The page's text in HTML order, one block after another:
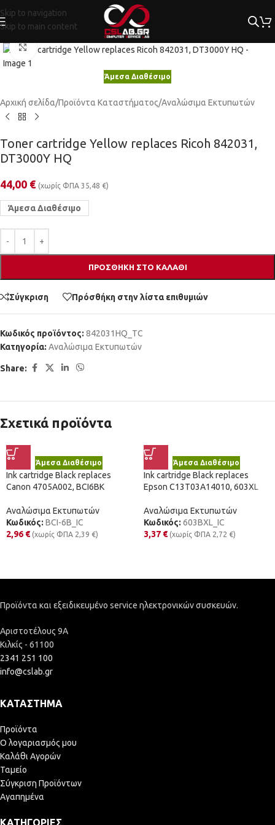
Skip to navigation
Skip to main content
Κλικ για μεγέθυνση
Άμεσα Διαθέσιμο
Αρχική σελίδα/Προϊόντα Καταστήματος/Αναλώσιμα Εκτυπωτών
Toner cartridge Yellow replaces Ricoh 842031,
DT3000Y HQ
44,00 € (χωρίς ΦΠΑ 35,48 €)
Άμεσα Διαθέσιμο
ΠΡΟΣΘΉΚΗ ΣΤΟ ΚΑΛΆΘΙ
Σύγκριση Πρόσθήκη στην λίστα επιθυμιών
Κωδικός προϊόντος: 842031HQ_TC
Κατηγορία: Αναλώσιμα Εκτυπωτών
Share:
Σχετικά προϊόντα
Άμεσα Διαθέσιμο
Ink cartridge Black replaces
Canon 4705A002, BCI6BK
Αναλώσιμα Εκτυπωτών
Κωδικός: BCI-6B_IC
2,96 € (χωρίς ΦΠΑ 2,39 €)
Άμεσα Διαθέσιμο
Ink cartridge Black replaces
Epson C13T03A14010, 603XL
Αναλώσιμα Εκτυπωτών
Κωδικός: 603BXL_IC
3,37 € (χωρίς ΦΠΑ 2,72 €)
Προϊόντα και εξειδικευμένο service ηλεκτρονικών συσκευών.
Αριστοτέλους 9Α
Κιλκίς - 61100
2341 251 100
info@cslab.gr
ΚΑΤΆΣΤΗΜΑ
Προϊόντα
Ο λογαριασμός μου
Καλάθι Αγορών
Ταμείο
Σύγκριση Προϊόντων
Αγαπημένα
ΚΑΤΗΓΟΡΊΕΣ